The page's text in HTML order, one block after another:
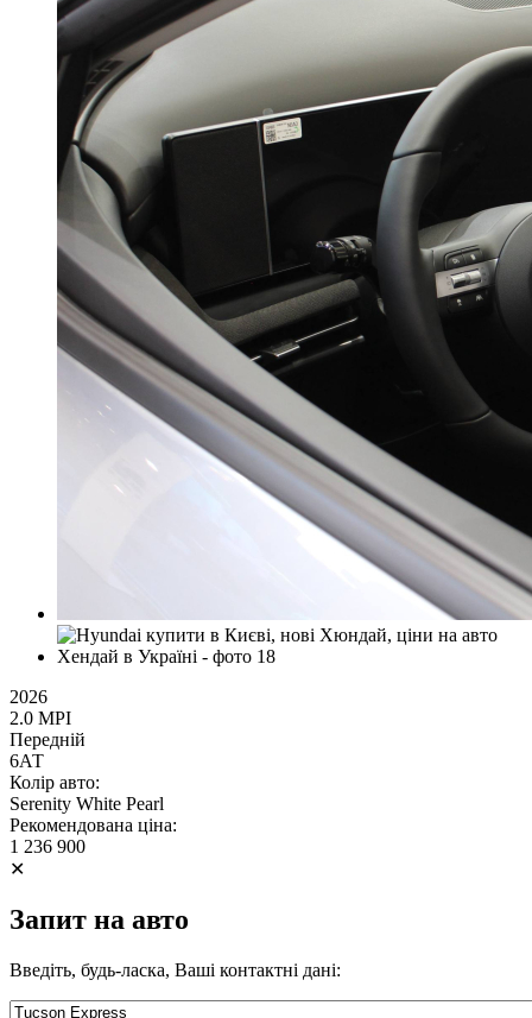
2026
2.0 MPI
Передній
6АТ
Колір авто:
Serenity White Pearl
Рекомендована ціна:
1 236 900
✕
Запит на авто
Введіть, будь-ласка, Ваші контактні дані:
Информація про автомобіль